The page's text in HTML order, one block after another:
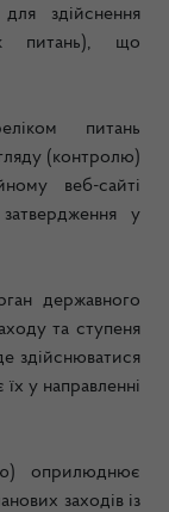
здійснення
питань), що
питань
(контролю)
веб-сайті
у
державного
та ступеня
здійснюватися
у направленні
оприлюднює
заходів із